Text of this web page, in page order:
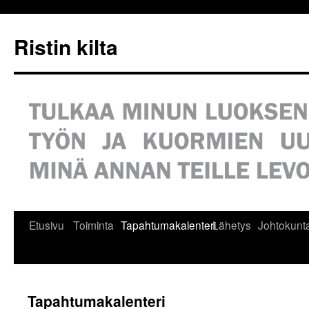
Ristin kilta
Etusivu Toiminta TapahtumakalenteriLähetys
Tapahtumakalenteri